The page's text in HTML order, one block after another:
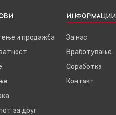
и продажба
за друг
ИНФОРМАЦИИ
За нас
Вработување
Соработка
Контакт